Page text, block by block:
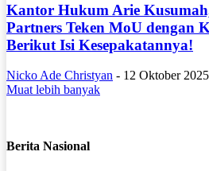
Kantor Hukum Arie
Partners Teken MoU dengan
Berikut Isi Kesepakatannya!
Nicko Ade Christyan - 12 Oktober 2025
Muat lebih banyak
Berita Nasional